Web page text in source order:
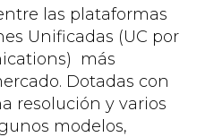
las plataformas
Unificadas (UC por
más
Dotadas con
resolución y varios
modelos,